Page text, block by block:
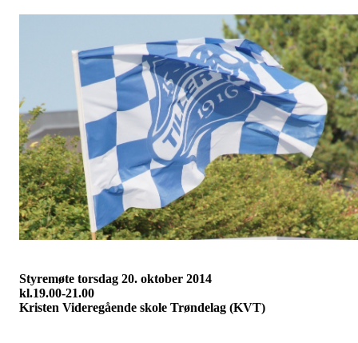
Styremøte torsdag 20. oktober 2014
kl.19.00-21.00
Kristen Videregående skole Trøndelag (KVT)